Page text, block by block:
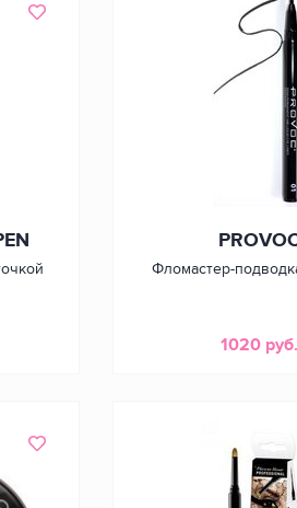
Фломастер-
1020 руб.